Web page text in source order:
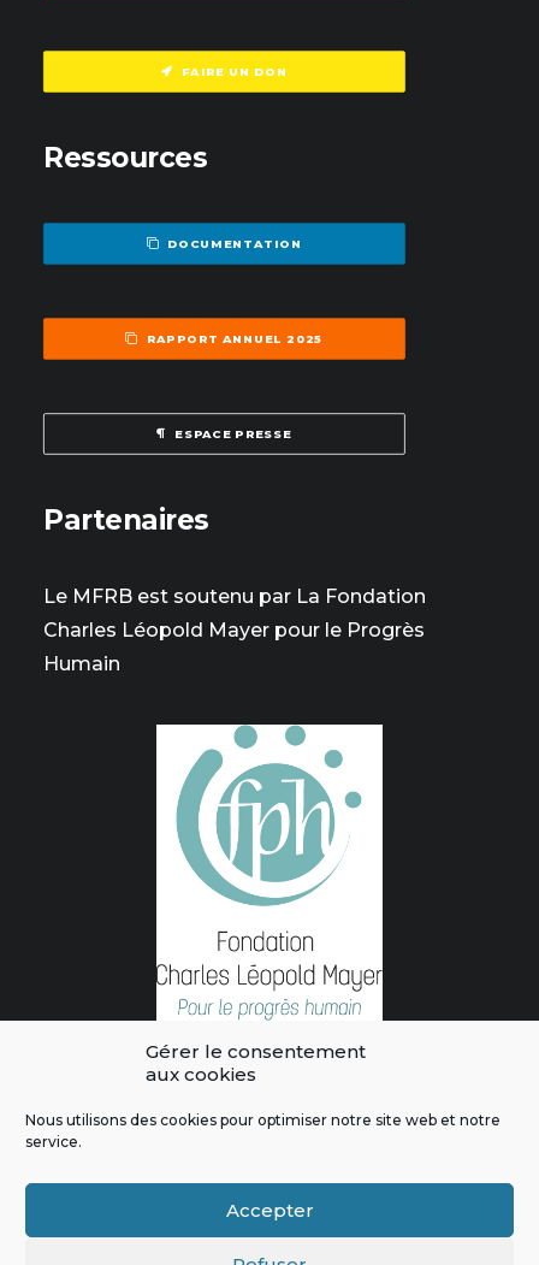
Gérer le consentement
aux cookies
Nous utilisons des cookies pour optimiser notre site web et notre
service.
Accepter
FAIRE UN DON
Ressources
DOCUMENTATION
RAPPORT ANNUEL 2025
ESPACE PRESSE
Partenaires
Le MFRB est soutenu par La Fondation
Charles Léopold Mayer pour le Progrès
Humain
L'intégralité des contenus de ce site sont publiés sous licence
|Politique de confidentialité